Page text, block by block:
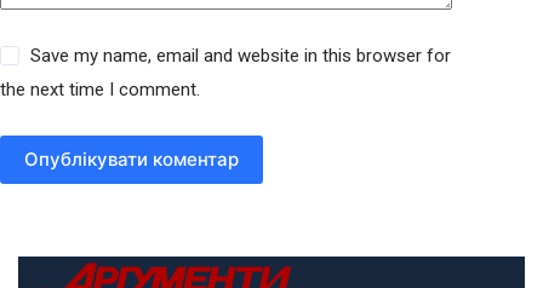
Save my name, email and website in this browser for
the next time I comment.
Опублікувати коментар